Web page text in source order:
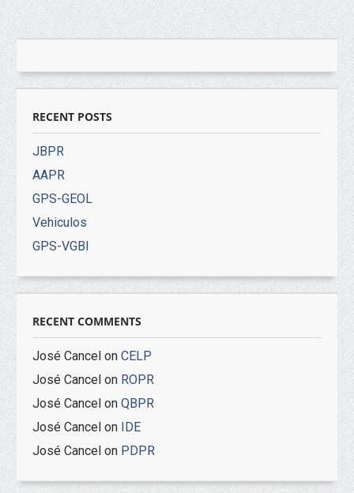
RECENT POSTS
JBPR
AAPR
GPS-GEOL
Vehiculos
GPS-VGBI
RECENT COMMENTS
José Cancel on CELP
José Cancel on ROPR
José Cancel on QBPR
José Cancel on IDE
José Cancel on PDPR